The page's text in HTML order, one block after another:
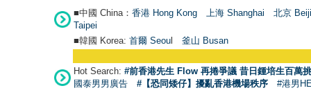
■中國 China： 香港 Hong Kong 上海 Shanghai
北京
Taipei
■韓國 Korea: 首爾 Seoul 釜山 Busan
Hot Search: #前香港先生 Flow 再捲爭議 昔日鍾培生百萬
國泰男男廣告
#【恐同矮仔】擾亂香港機場秩序 #港男